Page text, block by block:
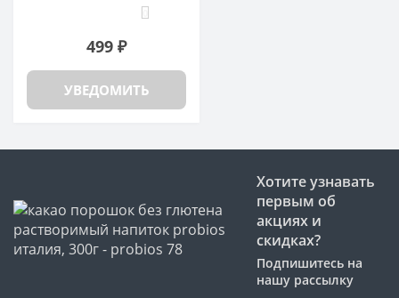
499 ₽
УВЕДОМИТЬ
Хотите узнавать
первым об
акциях и
скидках?
Подпишитесь на
нашу рассылку